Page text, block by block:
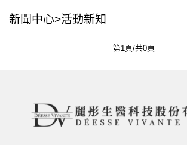
新聞中心>活動新知
第1頁/共0頁